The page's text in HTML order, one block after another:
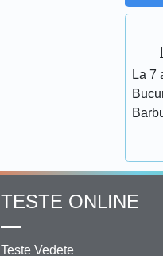
La 7
TESTE ONLINE
Teste Vedete